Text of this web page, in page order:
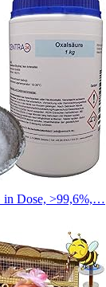
in Dose, >99,6%,…